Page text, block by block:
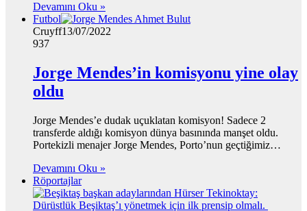
Devamını Oku »
Futbol
Cruyff13/07/2022
937
Jorge Mendes’in komisyonu yine olay
oldu
Jorge Mendes’e dudak uçuklatan komisyon! Sadece 2
transferde aldığı komisyon dünya basınında manşet oldu.
Portekizli menajer Jorge Mendes, Porto’nun geçtiğimiz…
Devamını Oku »
Röportajlar